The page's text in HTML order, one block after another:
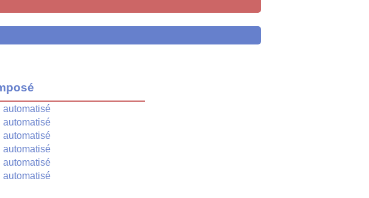
automatisé
automatisé
automatisé
automatisé
automatisé
automatisé